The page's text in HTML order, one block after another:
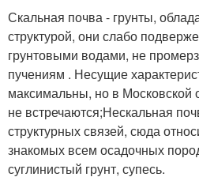
Скальная почва - грунты,
структурой, они слабо
грунтовыми водами, не
пучениям . Несущие
максимальны, но в Московской
не встречаются;Нескальная
структурных связей, сюда
знакомых всем осадочных
суглинистый грунт, супесь.